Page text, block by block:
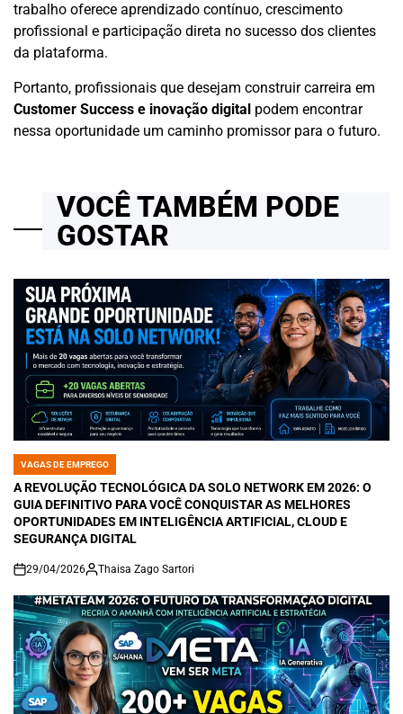
trabalho oferece aprendizado contínuo, crescimento
profissional e participação direta no sucesso dos clientes
da plataforma.
Portanto, profissionais que desejam construir carreira em
Customer Success e inovação digital podem encontrar
nessa oportunidade um caminho promissor para o futuro.
VOCÊ TAMBÉM PODE
GOSTAR
POSTED
IN
VAGAS DE EMPREGO
A REVOLUÇÃO TECNOLÓGICA DA SOLO NETWORK EM 2026: O
GUIA DEFINITIVO PARA VOCÊ CONQUISTAR AS MELHORES
OPORTUNIDADES EM INTELIGÊNCIA ARTIFICIAL, CLOUD E
SEGURANÇA DIGITAL
on
29/04/2026 Thaisa Zago Sartori